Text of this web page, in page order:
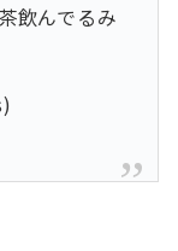
飲んでるみ